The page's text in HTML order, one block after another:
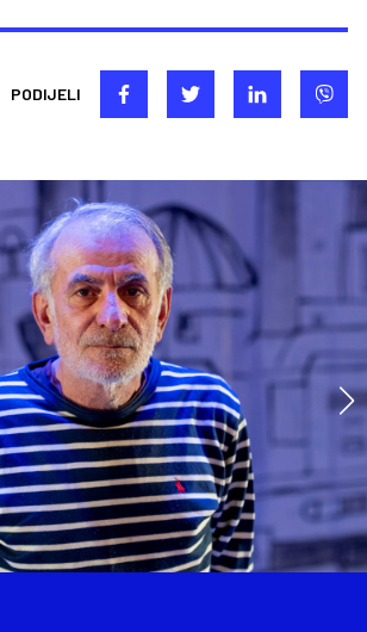
PODIJELI